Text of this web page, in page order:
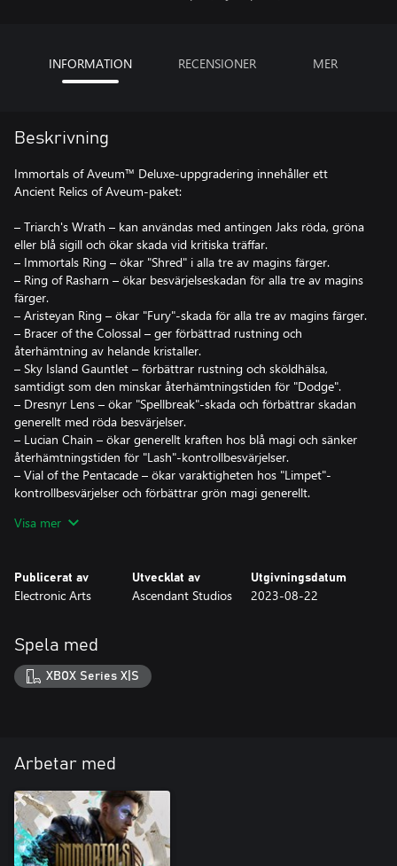
INFORMATION RECENSIONER MER
Beskrivning
Immortals of Aveum™ Deluxe-uppgradering innehåller ett
Ancient Relics of Aveum-paket:
– Triarch's Wrath – kan användas med antingen Jaks röda, gröna
eller blå sigill och ökar skada vid kritiska träffar.
– Immortals Ring – ökar "Shred" i alla tre av magins färger.
– Ring of Rasharn – ökar besvärjelseskadan för alla tre av magins
färger.
– Aristeyan Ring – ökar "Fury"-skada för alla tre av magins färger.
– Bracer of the Colossal – ger förbättrad rustning och
återhämtning av helande kristaller.
– Sky Island Gauntlet – förbättrar rustning och sköldhälsa,
samtidigt som den minskar återhämtningstiden för "Dodge".
– Dresnyr Lens – ökar "Spellbreak"-skada och förbättrar skadan
generellt med röda besvärjelser.
– Lucian Chain – ökar generellt kraften hos blå magi och sänker
återhämtningstiden för "Lash"-kontrollbesvärjelser.
– Vial of the Pentacade – ökar varaktigheten hos "Limpet"-
kontrollbesvärjelser och förbättrar grön magi generellt.
*Kräver Immortals of Aveum™ (säljs separat) och samtliga
Visa mer
Publicerat av
Electronic Arts
Utvecklat av
Ascendant Studios
Utgivningsdatum
2023-08-22
Spela med
XBOX Series X|S
Arbetar med